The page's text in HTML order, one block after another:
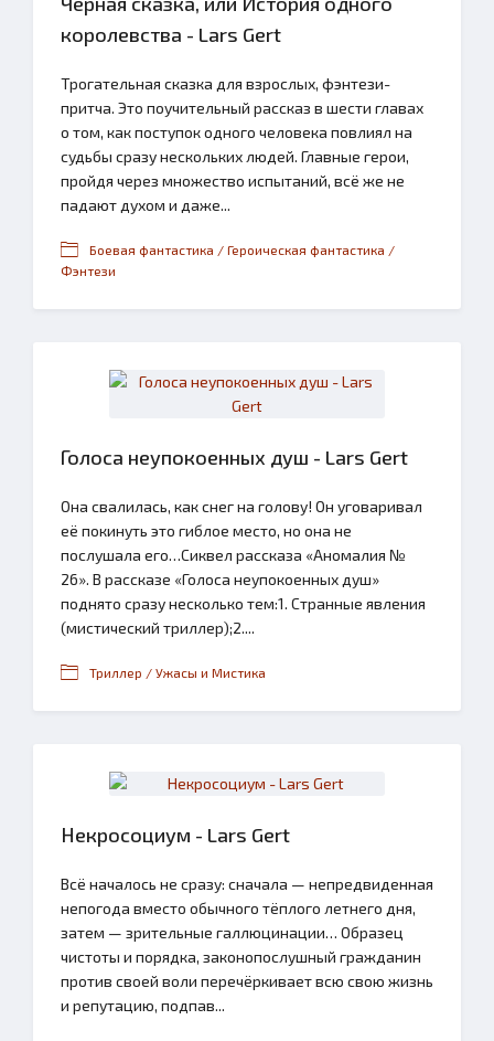
королевства - Lars Gert
Трогательная сказка для взрослых, фэнтези-
притча. Это поучительный рассказ в шести главах
о том, как поступок одного человека повлиял на
судьбы сразу нескольких людей. Главные герои,
пройдя через множество испытаний, всё же не
падают духом и даже...
Боевая фантастика / Героическая фантастика /
Фэнтези
Голоса неупокоенных душ - Lars Gert
Она свалилась, как снег на голову! Он уговаривал
её покинуть это гиблое место, но она не
послушала его…Сиквел рассказа «Аномалия №
26». В рассказе «Голоса неупокоенных душ»
поднято сразу несколько тем:1. Странные явления
(мистический триллер);2....
Триллер / Ужасы и Мистика
Некросоциум - Lars Gert
Всё началось не сразу: сначала — непредвиденная
непогода вместо обычного тёплого летнего дня,
затем — зрительные галлюцинации… Образец
чистоты и порядка, законопослушный гражданин
против своей воли перечёркивает всю свою жизнь
и репутацию, подпав...